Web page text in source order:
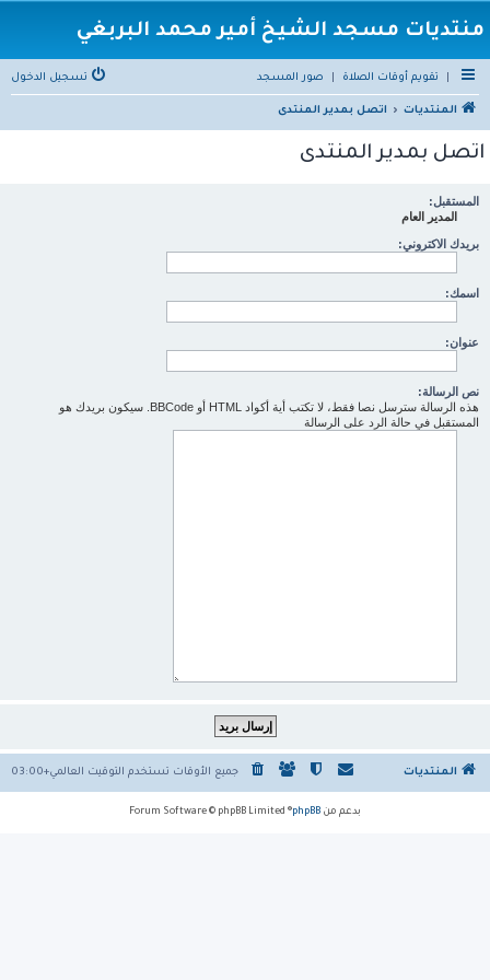
منتديات مسجد الشيخ أمير محمد البربغي
تقويم أوقات الصلاة صور المسجد تسجيل الدخول
المنتديات اتصل بمدير المنتدى
اتصل بمدير المنتدى
المستقبل:
المدير العام
بريدك الاكتروني:
اسمك:
عنوان:
نص الرسالة:
هذه الرسالة سترسل نصا فقط، لا تكتب أية أكواد HTML أو BBCode. سيكون بريدك هو
المستقبل في حالة الرد على الرسالة
المنتديات جميع الأوقات تستخدم التوقيت العالمي+03:00
بدعم من phpBB
® Forum Software © phpBB Limited